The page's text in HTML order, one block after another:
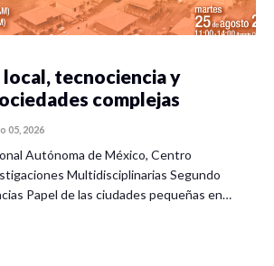
tecnociencia y
complejas
05, 2026
Autónoma de México, Centro
Multidisciplinarias Segundo
Papel de las ciudades pequeñas en…